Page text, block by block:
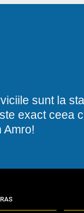
sunt la
exact ceea
Amro!